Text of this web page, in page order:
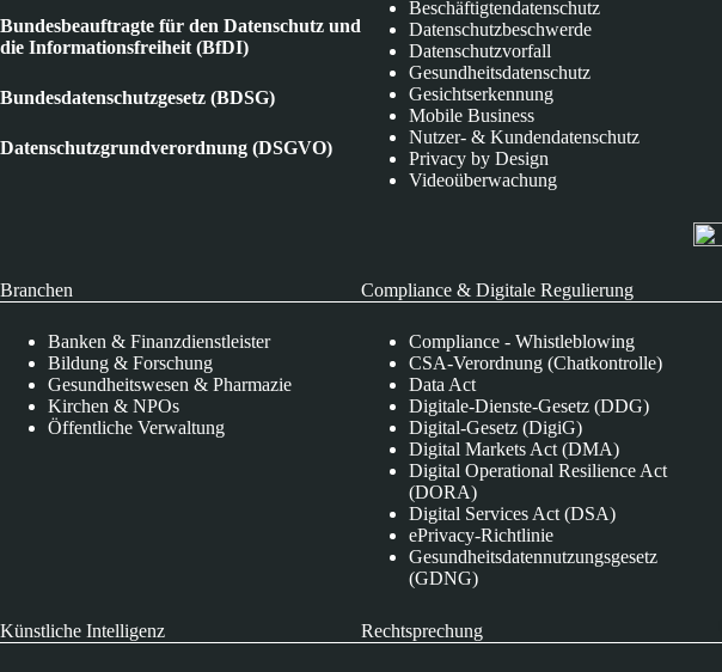
Bundesbeauftragte für den Datenschutz und
die Informationsfreiheit (BfDI)
Bundesdatenschutzgesetz (BDSG)
Datenschutzgrundverordnung (DSGVO)
Beschäftigtendatenschutz
Datenschutzbeschwerde
Datenschutzvorfall
Gesundheitsdatenschutz
Gesichtserkennung
Mobile Business
Nutzer- & Kundendatenschutz
Privacy by Design
Videoüberwachung
Branchen
Banken & Finanzdienstleister
Bildung & Forschung
Gesundheitswesen & Pharmazie
Kirchen & NPOs
Öffentliche Verwaltung
Compliance & Digitale Regulierung
Compliance - Whistleblowing
CSA-Verordnung (Chatkontrolle)
Data Act
Digitale-Dienste-Gesetz (DDG)
Digital-Gesetz (DigiG)
Digital Markets Act (DMA)
Digital Operational Resilience Act
(DORA)
Digital Services Act (DSA)
ePrivacy-Richtlinie
Gesundheitsdatennutzungsgesetz
(GDNG)
Künstliche Intelligenz Rechtsprechung